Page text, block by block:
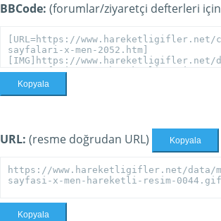
BBCode: (forumlar/ziyaretçi defterleri
Kopyala
URL: (resme doğrudan URL) Kopyala
Kopyala